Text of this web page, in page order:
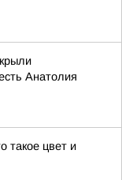
Анатолия
такое цвет и